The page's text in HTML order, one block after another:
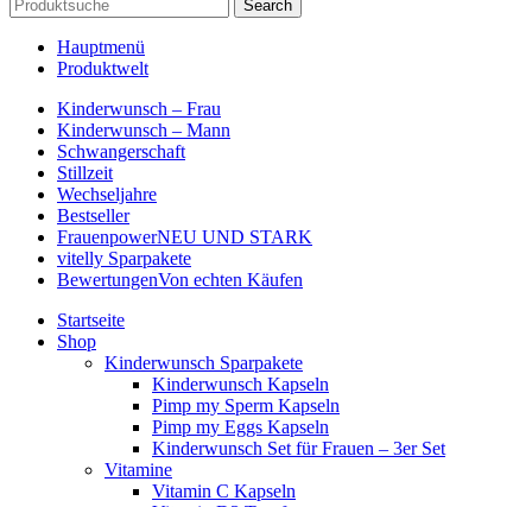
Search
Hauptmenü
Produktwelt
Kinderwunsch – Frau
Kinderwunsch – Mann
Schwangerschaft
Stillzeit
Wechseljahre
Bestseller
FrauenpowerNEU UND STARK
vitelly Sparpakete
BewertungenVon echten Käufen
Startseite
Shop
Kinderwunsch Sparpakete
Kinderwunsch Kapseln
Pimp my Sperm Kapseln
Pimp my Eggs Kapseln
Kinderwunsch Set für Frauen – 3er Set
Vitamine
Vitamin C Kapseln